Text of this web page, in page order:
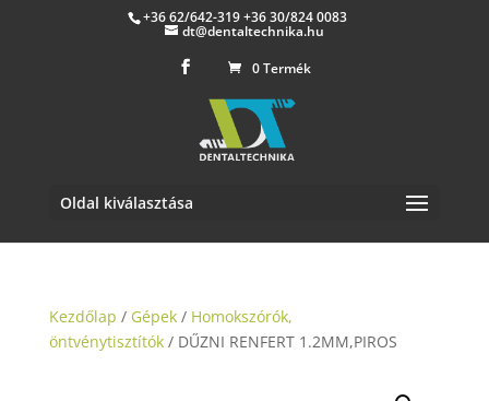
+36 62/642-319 +36 30/824 0083
dt@dentaltechnika.hu
0 Termék
Oldal kiválasztása
Kezdőlap / Gépek/ Homokszórók,
öntvénytisztítók/ DŰZNI RENFERT 1.2MM,PIROS